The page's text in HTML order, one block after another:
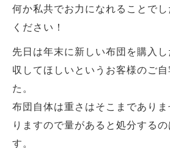
何か私共でお力になれることで
ください！
先日は年末に新しい布団を購入
収してほしいというお客様のご
た。
布団自体は重さはそこまであり
りますので量があると処分する
す。